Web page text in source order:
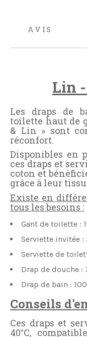
AVIS
Lin
Les draps de
toilette haut de
& Lin » sont
réconfort.
Disponibles en
ces draps et
coton et
grâce à leur
Existe en
tous les besoins :
Gant de toilette :
Serviette invitée :
Serviette de
Drap de douche :
Drap de bain :
Conseils
Ces draps et
40°C,